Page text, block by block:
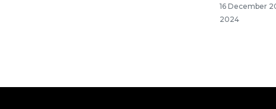
16 December
2024